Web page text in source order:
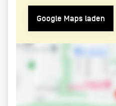
Google Maps laden